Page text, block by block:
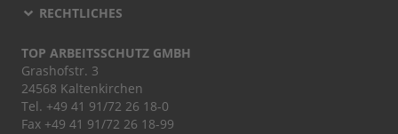
RECHTLICHES
TOP ARBEITSSCHUTZ GMBH
Grashofstr. 3
24568 Kaltenkirchen
Tel. +49 41 91/72 26 18-0
Fax +49 41 91/72 26 18-99